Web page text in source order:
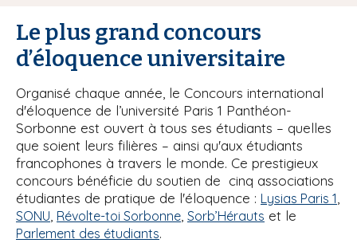
Le plus grand concours
d’éloquence universitaire
Organisé chaque année, le Concours international
d'éloquence de l’université Paris 1 Panthéon-
Sorbonne est ouvert à tous ses étudiants – quelles
que soient leurs filières – ainsi qu'aux étudiants
francophones à travers le monde. Ce prestigieux
concours bénéficie du soutien de cinq associations
étudiantes de pratique de l'éloquence : Lysias Paris 1
SONU Révolte-toi Sorbonne Sorb’Hérauts et le
Parlement des étudiants.